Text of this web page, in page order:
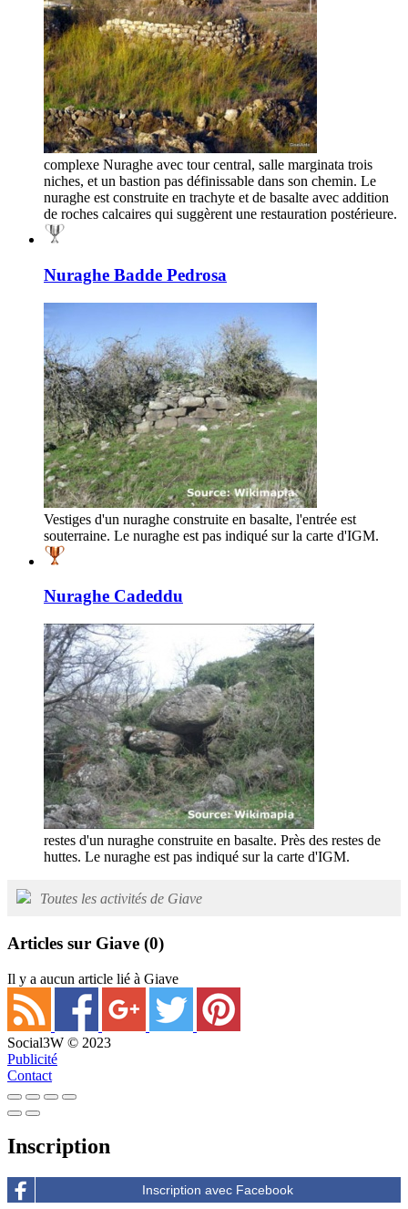
complexe Nuraghe avec tour central, salle marginata trois
niches, et un bastion pas définissable dans son chemin. Le
nuraghe est construite en trachyte et de basalte avec addition
de roches calcaires qui suggèrent une restauration postérieure.
Nuraghe Badde Pedrosa
Vestiges d'un nuraghe construite en basalte, l'entrée est
souterraine. Le nuraghe est pas indiqué sur la carte d'IGM.
Nuraghe Cadeddu
restes d'un nuraghe construite en basalte. Près des restes de
huttes. Le nuraghe est pas indiqué sur la carte d'IGM.
Toutes les activités de Giave
Articles sur Giave (0)
Il y a aucun article lié à Giave
Social3W © 2023
Publicité
Contact
Inscription